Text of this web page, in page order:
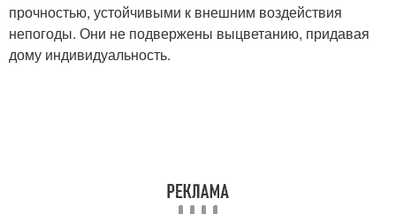
прочностью, устойчивыми к внешним воздействия
непогоды. Они не подвержены выцветанию, придавая
дому индивидуальность.